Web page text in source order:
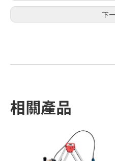
下
相關產品